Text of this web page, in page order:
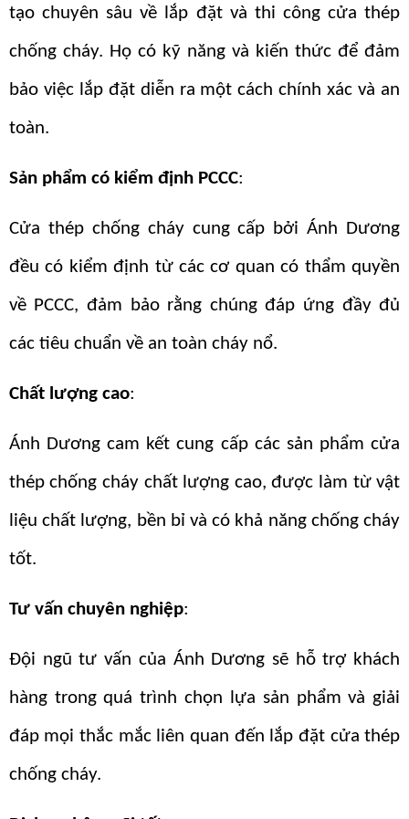
tạo chuyên sâu về lắp đặt và thi công cửa thép
chống cháy. Họ có kỹ năng và kiến thức để đảm
bảo việc lắp đặt diễn ra một cách chính xác và an
toàn.
Sản phẩm có kiểm định PCCC:
Cửa thép chống cháy cung cấp bởi Ánh Dương
đều có kiểm định từ các cơ quan có thẩm quyền
về PCCC, đảm bảo rằng chúng đáp ứng đầy đủ
các tiêu chuẩn về an toàn cháy nổ.
Chất lượng cao:
Ánh Dương cam kết cung cấp các sản phẩm cửa
thép chống cháy chất lượng cao, được làm từ vật
liệu chất lượng, bền bỉ và có khả năng chống cháy
tốt.
Tư vấn chuyên nghiệp:
Đội ngũ tư vấn của Ánh Dương sẽ hỗ trợ khách
hàng trong quá trình chọn lựa sản phẩm và giải
đáp mọi thắc mắc liên quan đến lắp đặt cửa thép
chống cháy.